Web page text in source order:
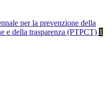
per la prevenzione della
e della trasparenza (PTPCT) 1